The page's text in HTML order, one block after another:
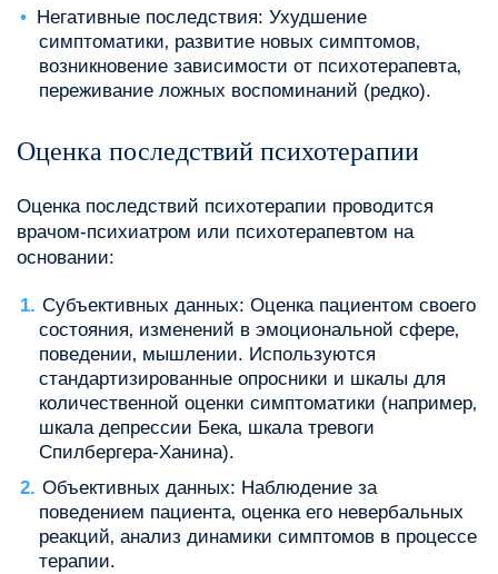
Негативные последствия: Ухудшение
симптоматики‚ развитие новых симптомов‚
возникновение зависимости от психотерапевта‚
переживание ложных воспоминаний (редко).
Оценка последствий психотерапии
Оценка последствий психотерапии проводится
врачом-психиатром или психотерапевтом на
основании:
Субъективных данных: Оценка пациентом своего
состояния‚ изменений в эмоциональной сфере‚
поведении‚ мышлении. Используются
стандартизированные опросники и шкалы для
количественной оценки симптоматики (например‚
шкала депрессии Бека‚ шкала тревоги
Спилбергера-Ханина).
Объективных данных: Наблюдение за
поведением пациента‚ оценка его невербальных
реакций‚ анализ динамики симптомов в процессе
терапии.